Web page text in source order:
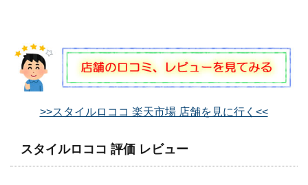
>>スタイルロココ 楽天市場 店舗を見に行く<<
スタイルロココ 評価 レビュー